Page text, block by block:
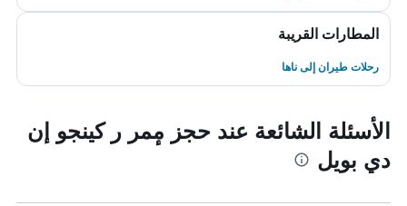
المطارات القريبة
رحلات طيران إلى ناها
الأسئلة الشائعة عند حجز مٕمر ر كينجو إن
دي بويل